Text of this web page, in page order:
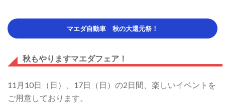
整
備
の
専
門
マエダ自動車 秋の大還元祭！
秋もやりますマエダフェア！
11月10日（日）、17日（日）の2日間、楽しいイベントを
ご用意しております。